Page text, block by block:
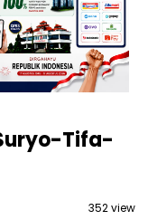
Tifa-
352 view